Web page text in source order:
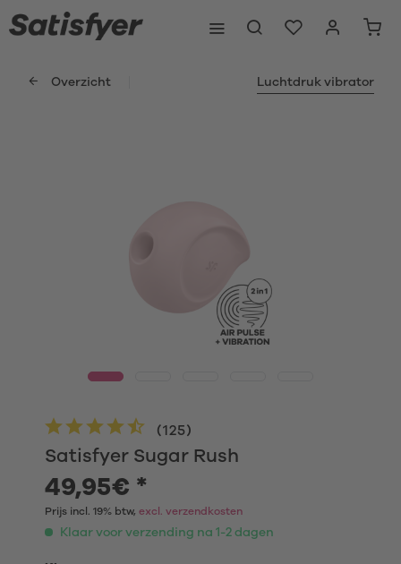
Overzicht Luchtdruk vibrator
Satisfyer Sugar Rush
(125)
49,95€ *
Prijs incl. 19% btw, excl. verzendkosten
Klaar voor verzending na 1-2 dagen